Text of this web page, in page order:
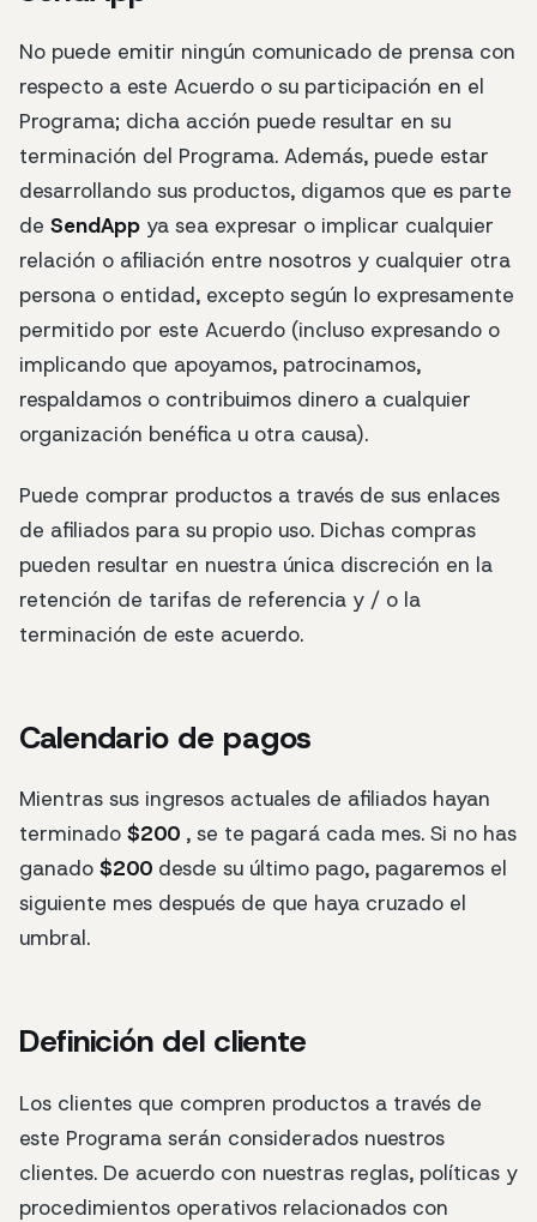
No puede emitir ningún comunicado de prensa con
respecto a este Acuerdo o su participación en el
Programa; dicha acción puede resultar en su
terminación del Programa. Además, puede estar
desarrollando sus productos, digamos que es parte
de SendApp ya sea expresar o implicar cualquier
relación o afiliación entre nosotros y cualquier otra
persona o entidad, excepto según lo expresamente
permitido por este Acuerdo (incluso expresando o
implicando que apoyamos, patrocinamos,
respaldamos o contribuimos dinero a cualquier
organización benéfica u otra causa).
Puede comprar productos a través de sus enlaces
de afiliados para su propio uso. Dichas compras
pueden resultar en nuestra única discreción en la
retención de tarifas de referencia y / o la
terminación de este acuerdo.
Calendario de pagos
Mientras sus ingresos actuales de afiliados hayan
terminado $200 , se te pagará cada mes. Si no has
ganado $200 desde su último pago, pagaremos el
siguiente mes después de que haya cruzado el
umbral.
Definición del cliente
Los clientes que compren productos a través de
este Programa serán considerados nuestros
clientes. De acuerdo con nuestras reglas, políticas y
procedimientos operativos relacionados con